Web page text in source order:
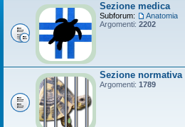
Sezione medica
Subforum:
Anatomia
Argomenti: 2202
Sezione normativa
Argomenti: 1789